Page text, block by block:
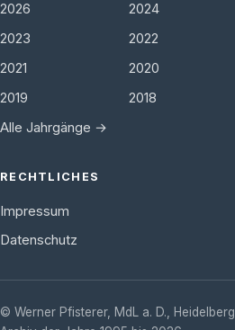
2026
2024
2023
2022
2021
2020
2019
2018
Alle Jahrgänge →
RECHTLICHES
Impressum
Datenschutz
© Werner Pfisterer, MdL a. D., Heidelberg